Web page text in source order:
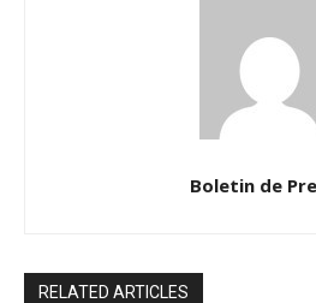
Boletin de
RELATED ARTICLES